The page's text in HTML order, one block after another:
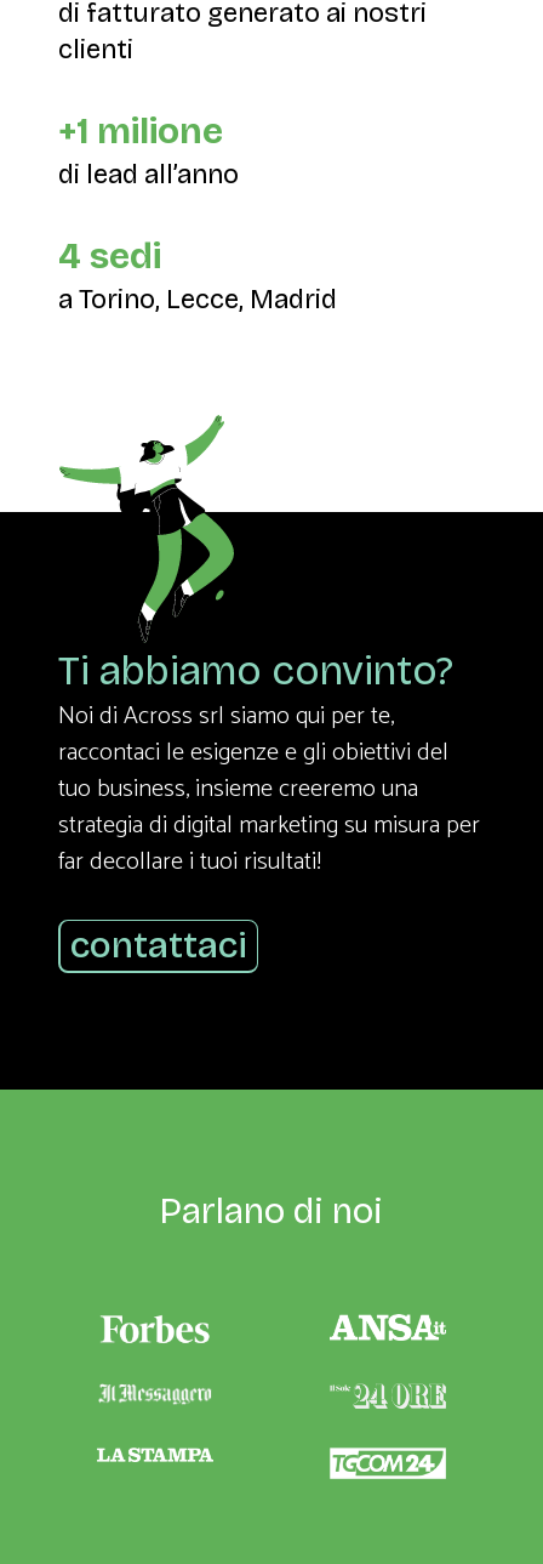
di fatturato generato ai nostri
clienti
+1 milione
di lead all’anno
4 sedi
a Torino, Lecce, Madrid
Ti abbiamo convinto?
Noi di Across srl siamo qui per te,
raccontaci le esigenze e gli obiettivi del
tuo business, insieme creeremo una
strategia di digital marketing su misura per
far decollare i tuoi risultati!
contattaci
Parlano di noi